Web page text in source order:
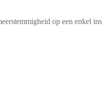
op een enkel